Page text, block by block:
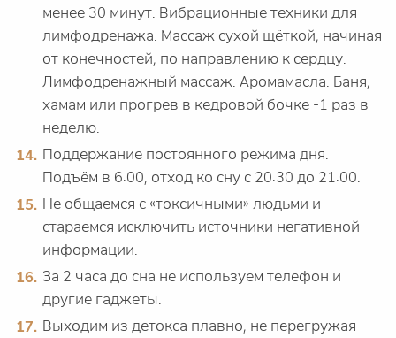
менее 30 минут. Вибрационные техники для
лимфодренажа. Массаж сухой щёткой, начиная
от конечностей, по направлению к сердцу.
Лимфодренажный массаж. Аромамасла. Баня,
хамам или прогрев в кедровой бочке -1 раз в
неделю.
Поддержание постоянного режима дня.
Подъём в 6:00, отход ко сну с 20:30 до 21:00.
Не общаемся с «токсичными» людьми и
стараемся исключить источники негативной
информации.
За 2 часа до сна не используем телефон и
другие гаджеты.
Выходим из детокса плавно, не перегружая